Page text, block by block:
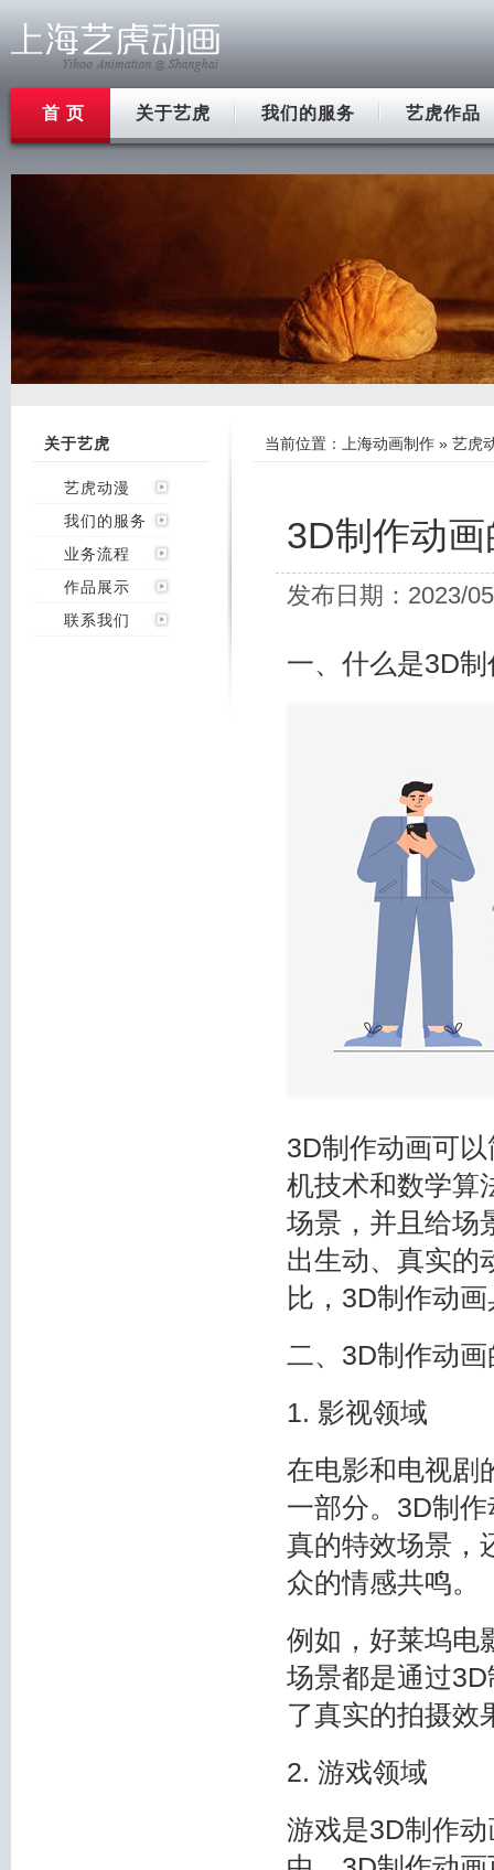
首 页 关于艺虎 我们的服务 艺虎作品
关于艺虎
艺虎动漫
我们的服务
业务流程
作品展示
联系我们
当前位置： 上海动画制作 » 艺虎
3D制作动
发布日期：2023/
一、什么是3D
3D制作动画可
机技术和数学算
场景，并且给场
出生动、真实的
比，3D制作动
二、3D制作动
1. 影视领域
在电影和电视剧
一部分。3D制
真的特效场景，
众的情感共鸣。
例如，好莱坞电
场景都是通过
了真实的拍摄效
2. 游戏领域
游戏是3D制作